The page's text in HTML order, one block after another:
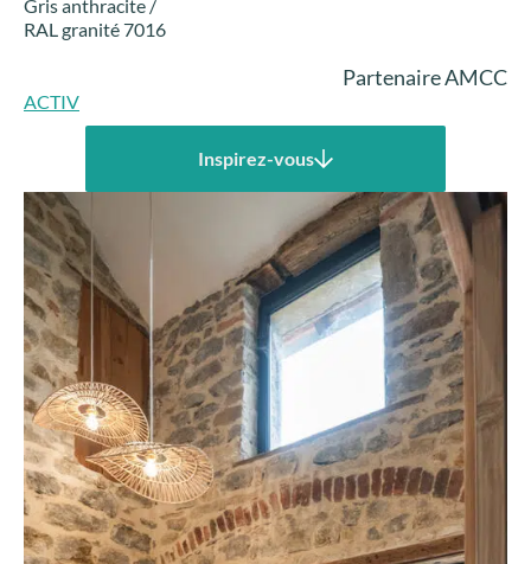
Gris anthracite /
RAL granité 7016
Partenaire AMCC
ACTIV
Inspirez-vous